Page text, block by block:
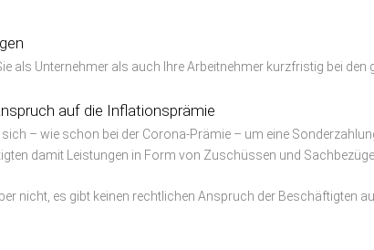
als Unternehmer als auch Ihre Arbeitnehmer kurzfristig bei den
auf die Inflationsprämie
– wie schon bei der Corona-Prämie – um eine
damit Leistungen in Form von Zuschüssen und
nicht, es gibt keinen rechtlichen Anspruch der Beschäftigten